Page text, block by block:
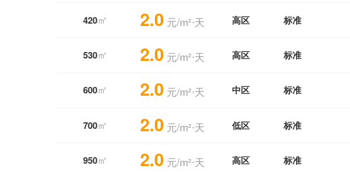
420㎡ 2.0 元/m²⋅天 高区 标准
530㎡ 2.0 元/m²⋅天 高区 标准
600㎡ 2.0 元/m²⋅天 中区 标准
700㎡ 2.0 元/m²⋅天 低区 标准
950㎡ 2.0 元/m²⋅天 高区 标准